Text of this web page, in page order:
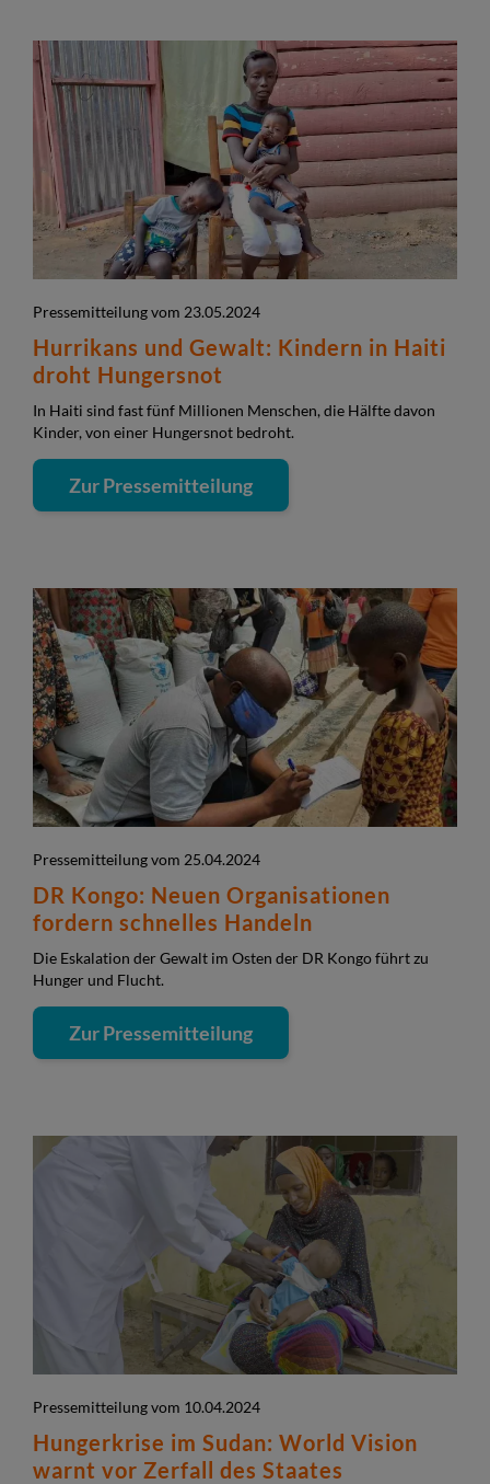
Pressemitteilung vom 23.05.2024
Hurrikans und Gewalt: Kindern in Haiti
droht Hungersnot
In Haiti sind fast fünf Millionen Menschen, die Hälfte davon
Kinder, von einer Hungersnot bedroht.
Zur Pressemitteilung
Pressemitteilung vom 25.04.2024
DR Kongo: Neuen Organisationen
fordern schnelles Handeln
Die Eskalation der Gewalt im Osten der DR Kongo führt zu
Hunger und Flucht.
Zur Pressemitteilung
Pressemitteilung vom 10.04.2024
Hungerkrise im Sudan: World Vision
warnt vor Zerfall des Staates